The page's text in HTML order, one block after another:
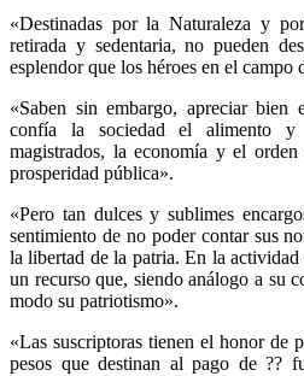
«Destinadas por la Naturaleza y
retirada y sedentaria, no pueden
esplendor que los héroes en el campo
«Saben sin embargo, apreciar
confía la sociedad el alimento
magistrados, la economía y el
prosperidad pública».
«Pero tan dulces y sublimes
sentimiento de no poder contar sus
la libertad de la patria. En la actividad
un recurso que, siendo análogo a su
modo su patriotismo».
«Las suscriptoras tienen el honor de
pesos que destinan al pago de ??